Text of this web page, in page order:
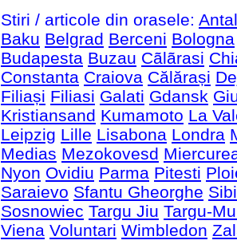
Stiri / articole din orasele:
Baku Belgrad Berceni Bologna
Budapesta Buzau Cãlãrasi
Constanta Craiova Călărași
Filiași Filiasi Galati Gdansk
Kristiansand Kumamoto La
Leipzig Lille Lisabona Londra
Medias Mezokovesd
Nyon Ovidiu Parma Pitesti
Saraievo Sfantu Gheorghe
Sosnowiec Targu Jiu Targu-
Viena Voluntari Wimbledon